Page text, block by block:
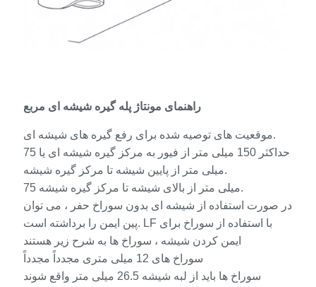
راهنمای مونتاژ پله گیره شیشه ای مربع
موقعیت های توصیه شده برای رفع گیره های شیشه ای.
حداکثر 150 میلی متر از فیور به مرکز گیره شیشه ای یا 75
میلی متر از پایین شیشه تا مرکز گیره شیشه.
75 میلی متر از بالای شیشه تا مرکز گیره شیشه.
در صورت استفاده از شیشه ای بدون سوراخ حفر ، می توان
پین ایمن را برداشته است. LF با استفاده از سوراخ برای
ایمن کردن شیشه ، سوراخ ها به شرح زیر هستند
سوراخ های 12 میلی متری مجدداً مجدداً
سوراخ ها باید از لبه شیشه 26.5 میلی متر واقع شوند